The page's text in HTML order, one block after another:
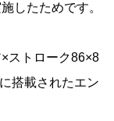
したためです。
ストローク86×8
搭載されたエン